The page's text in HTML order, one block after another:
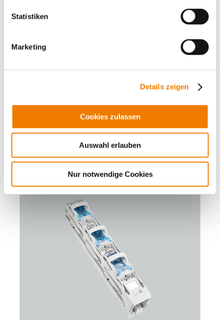
Statistiken
Marketing
Details zeigen
Cookies zulassen
Auswahl erlauben
Nur notwendige Cookies
33526000A
NH-Sicherungs-Lasttrennleiste 250 A
Größe 1, 1-polig schaltbar
V-Klemme 35-240 mm²
Klemmengehäuse Alu, Druckstück Messing
für Sammelschienen: 30, 40, 60, 80, 100, 120 x 10
Mehr